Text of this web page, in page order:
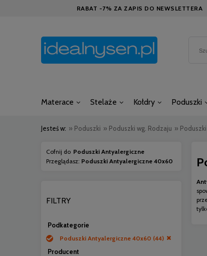
RABAT -7% ZA ZAPIS DO NEWSLETTERA
Materace Stelaże Kołdry Poduszki
Jesteś w: » Poduszki » Poduszki wg. Rodzaju »
Cofnij do Poduszki Antyalergiczne
Przeglądasz: Poduszki Antyalergiczne 40x60
FILTRY
Podkategorie
Poduszki Antyalergiczne 40x60 (44)
Producent